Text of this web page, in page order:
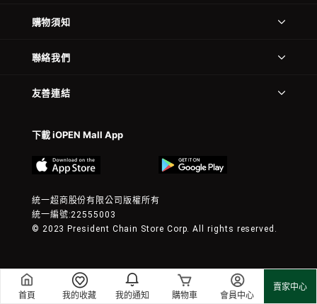
首頁 我的收藏 我的通知 購物車 會員中心
賣家中心
購物須知
聯絡我們
友善連結
下載 iOPEN Mall App
統一超商股份有限公司版權所有
統一編號:22555003
© 2023 President Chain Store Corp. All rights reserved.